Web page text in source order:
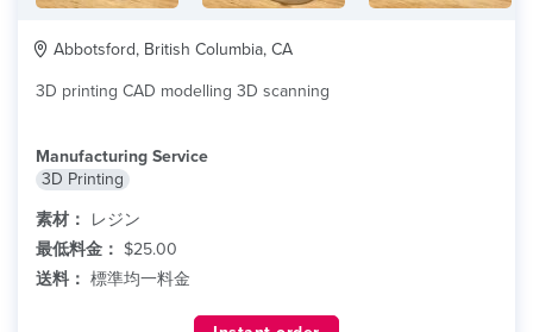
Abbotsford, British Columbia, CA
3D printing CAD modelling 3D scanning
Manufacturing Service
3D Printing
素材：
レジン
最低料金： $25.00
送料： 標準均一料金